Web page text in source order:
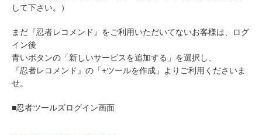
して下さい。）
まだ『忍者レコメンド』をご利用いただいてないお客様は、ログ
イン後
青いボタンの「新しいサービスを追加する」を選択し、
『忍者レコメンド』の「+ツールを作成」よりご利用くださいま
せ。
■忍者ツールズログイン画面